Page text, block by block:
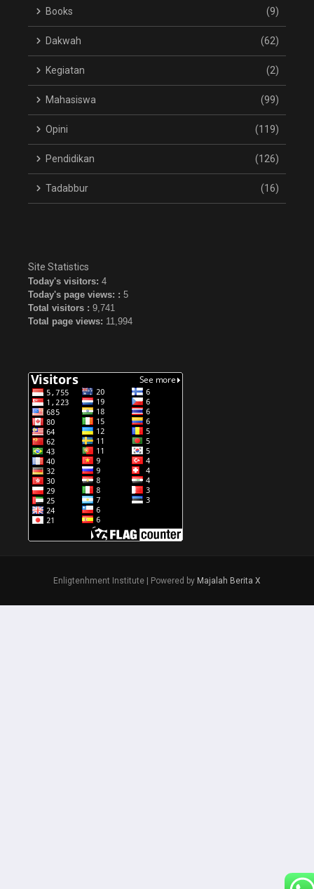
Books (9)
Dakwah (62)
Kegiatan (2)
Mahasiswa (99)
Opini (119)
Pendidikan (126)
Tadabbur (16)
Site Statistics
Today's visitors: 4
Today's page views: : 5
Total visitors : 9,741
Total page views: 11,994
Enligtenhment Institute | Powered by Majalah Berita X